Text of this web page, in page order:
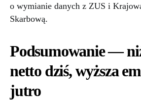
o wymianie danych z ZUS i
Skarbową.
Podsumowanie —
netto dziś, wyższa
jutro